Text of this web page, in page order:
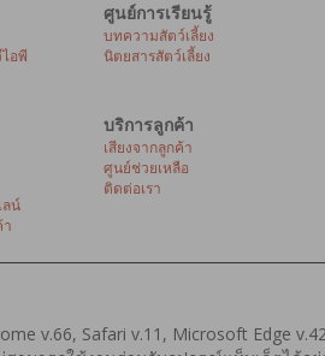
อพี
น์
ศูนย์การเรียนรู้
บทความสัตว์เลี้ยง
นิตยสารสัตว์เลี้ยง
บริการลูกค้า
เสียงจากลูกค้า
ศูนย์ช่วยเหลือ
ติดต่อเรา
v.66, Safari v.11, Microsoft Edge